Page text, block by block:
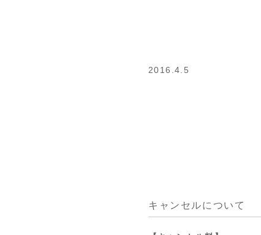
2016.4.5
キャンセルについて